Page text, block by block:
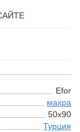
Efor
махра
50х90
Турция